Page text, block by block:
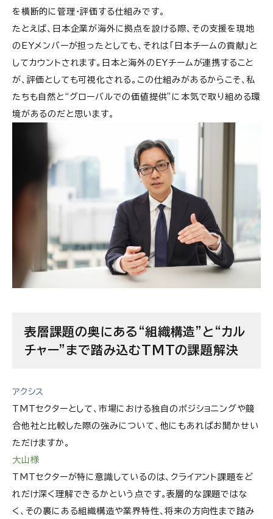
を横断的に管理・評価する仕組みです。
たとえば、日本企業が海外に拠点を設ける際、その支援を現地
のEYメンバーが担ったとしても、それは「日本チームの貢献」と
してカウントされます。日本と海外のEYチームが連携すること
が、評価としても可視化される。この仕組みがあるからこそ、私
たちも自然と“グローバルでの価値提供”に本気で取り組める環
境があるのだと思います。
表層課題の奥にある“組織構造”と“カル
チャー”まで踏み込むTMTの課題解決
アクシス
TMTセクターとして、市場における独自のポジショニングや競
合他社と比較した際の強みについて、他にもあればお聞かせい
ただけますか。
大山様
TMTセクターが特に意識しているのは、クライアント課題をど
れだけ深く理解できるかという点です。表層的な課題ではな
く、その裏にある組織構造や業界特性、将来の方向性まで踏み